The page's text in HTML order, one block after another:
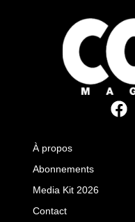
À propos
Abonnements
Media Kit 2026
Contact